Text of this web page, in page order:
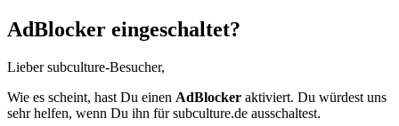
AdBlocker eingeschaltet?
Lieber subculture-Besucher,
Wie es scheint, hast Du einen AdBlocker aktiviert. Du würdest uns
sehr helfen, wenn Du ihn für subculture.de ausschaltest.